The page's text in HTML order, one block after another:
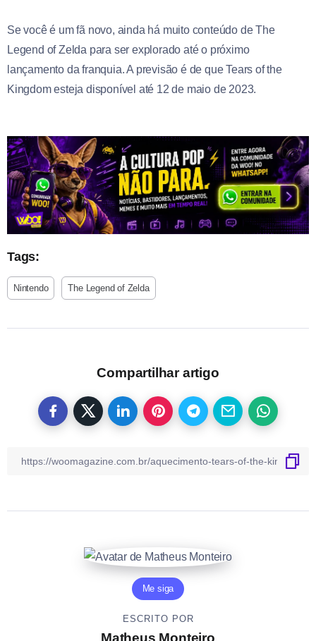
Se você é um fã novo, ainda há muito conteúdo de The
Legend of Zelda para ser explorado até o próximo
lançamento da franquia. A previsão é de que Tears of the
Kingdom esteja disponível até 12 de maio de 2023.
Tags:
Nintendo The Legend of Zelda
Compartilhar artigo
Me siga
ESCRITO POR
Matheus Monteiro